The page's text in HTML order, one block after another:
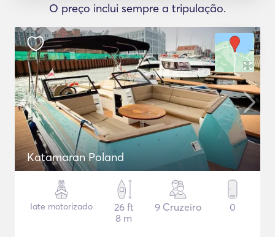
O preço inclui sempre a tripulação.
Katamaran Poland
Iate motorizado
26 ft
8 m
9 Cruzeiro 0